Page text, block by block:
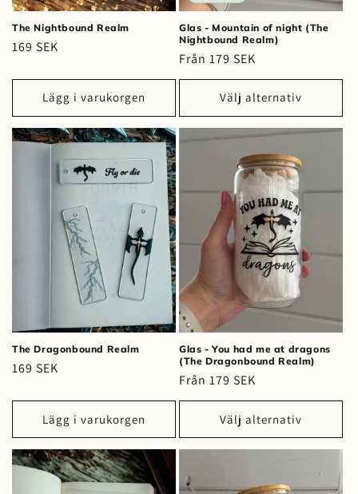
The Nightbound Realm
Ordinarie
169 SEK
Lägg i varukorgen
Glas - Mountain of night (The
Nightbound Realm)
Ordinarie
pris
Från 179 SEK
Välj alternativ
The Dragonbound Realm
Ordinarie
169 SEK
Lägg i varukorgen
Glas - You had me at dragons
(The Dragonbound Realm)
Ordinarie
pris
Från 179 SEK
Välj alternativ